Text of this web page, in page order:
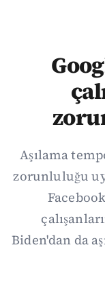
Aşılama
zorunluluğu
Biden'dan da